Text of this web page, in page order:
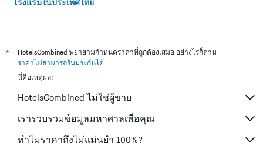
*
HotelsCombined พยายามกำหนดราคาที่ถูกต้องเสมอ อย่างไรก็ตาม
ราคาไม่สามารถรับประกันได้
นี่คือเหตุผล:
HotelsCombined ไม่ใช่ผู้ขาย
เรารวบรวมข้อมูลมหาศาลเพื่อคุณ
ทำไมราคาถึงไม่แม่นยำ 100%?